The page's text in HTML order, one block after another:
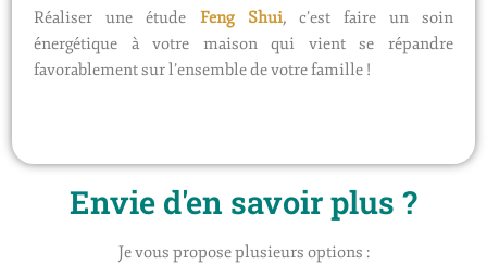
Réaliser une étude Feng Shui, c’est faire un soin
énergétique à votre maison qui vient se répandre
favorablement sur l’ensemble de votre famille !
Envie d'en savoir plus ?
Je vous propose plusieurs options :